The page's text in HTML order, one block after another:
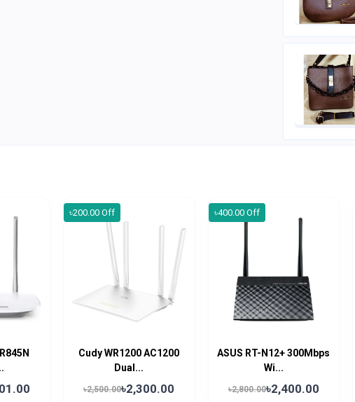
৳200.00 Off
Cudy WR1200 AC1200
Dual...
৳2,500.00৳2,300.00
৳400.00 Off
ASUS RT-N12+ 300Mbps
Wi...
৳2,800.00৳2,400.00